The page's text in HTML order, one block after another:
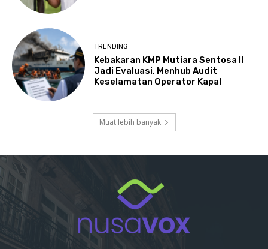
TRENDING
Kebakaran KMP Mutiara Sentosa II
Jadi Evaluasi, Menhub Audit
Keselamatan Operator Kapal
Muat lebih banyak